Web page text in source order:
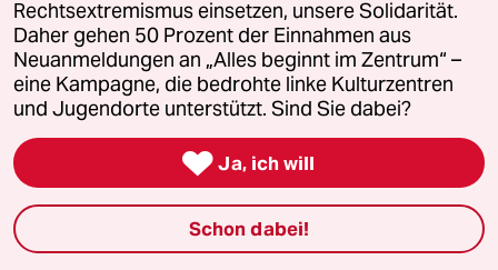
Mauerecho
Freie Rede
reingehen
Rechtsextremismus einsetzen, unsere Solidarität.
Daher gehen 50 Prozent der Einnahmen aus
Neuanmeldungen an „Alles beginnt im Zentrum“ –
eine Kampagne, die bedrohte linke Kulturzentren
und Jugendorte unterstützt. Sind Sie dabei?
 Ja, ich will
Schon dabei!